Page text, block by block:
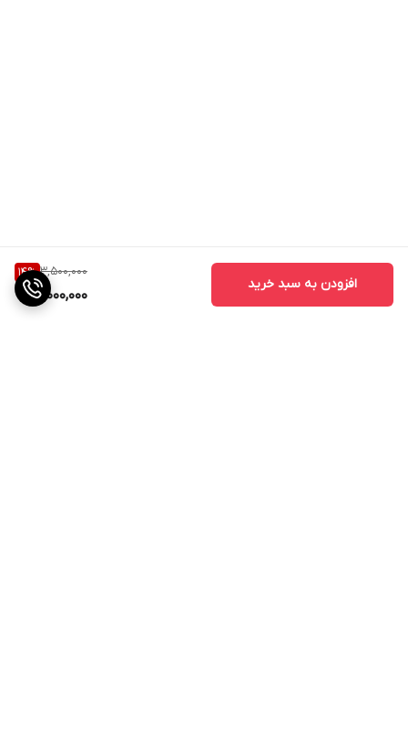
3,500,000
14%
3,000,000
افزودن به سبد خرید